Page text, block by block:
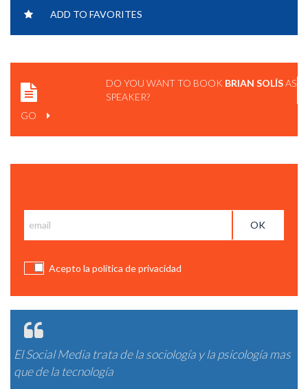
SOCIAL CUSTOMER SERVICE
SCREW BUSINESS AS USUAL....THIS IS THE REAL WORLD
ADD TO FAVORITES
DO YOU WANT TO BOOK BRIAN SOLÍSAS
SPEAKER?
GO
Acepto la política de privacidad
El Social Media trata de la sociología y la psicología mas
que de la tecnología